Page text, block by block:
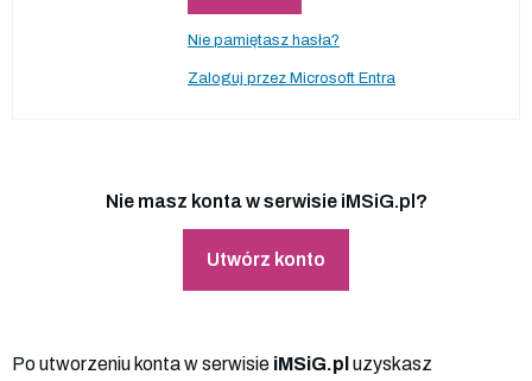
Nie pamiętasz hasła?
Zaloguj przez Microsoft Entra
Nie masz konta w serwisie iMSiG.pl?
Utwórz konto
Po utworzeniu konta w serwisie iMSiG.pl uzyskasz